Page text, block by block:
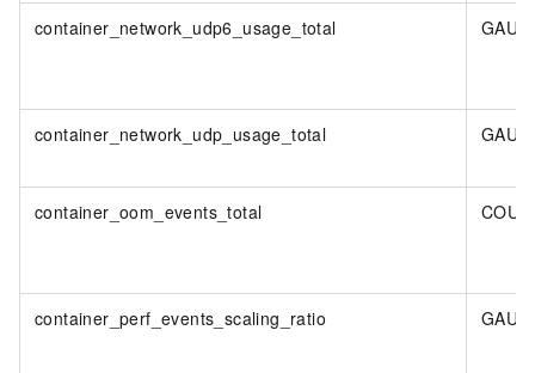
container_network_udp6_usage_total
container_network_udp_usage_total
container_oom_events_total
container_perf_events_scaling_ratio